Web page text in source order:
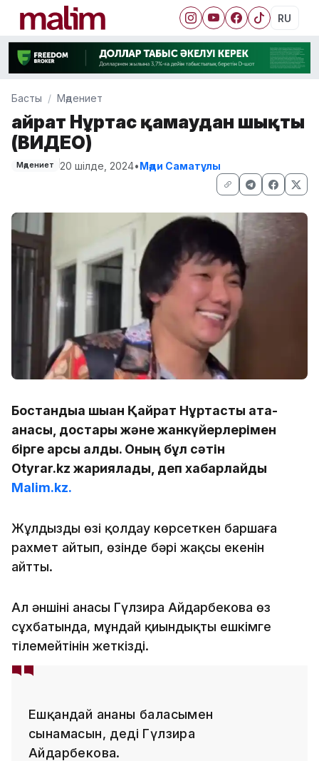
RU
Басты Мәдениет
Қайрат Нұртас қамаудан шықты
(ВИДЕО)
Мәдениет 20 шілде, 2024•Мәди Саматұлы
Бостандыққа шыққан Қайрат Нұртасты ата-
анасы, достары және жанкүйерлерімен
бірге қарсы алды. Оның бұл сәтін
Otyrar.kz жариялады, деп хабарлайды
Malim.kz.
Жұлдыздың өзі қолдау көрсеткен баршаға
рахмет айтып, өзінде бәрі жақсы екенін
айтты.
Ал әншінің анасы Гүлзира Айдарбекова өз
сұхбатында, мұндай қиындықты ешкімге
тілемейтінін жеткізді.
Ешқандай ананы баласымен
сынамасын, деді Гүлзира
Айдарбекова.